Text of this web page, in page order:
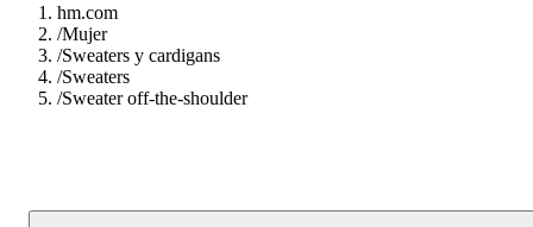
hm.com
/Mujer
/Sweaters y cardigans
/Sweaters
/Sweater off-the-shoulder